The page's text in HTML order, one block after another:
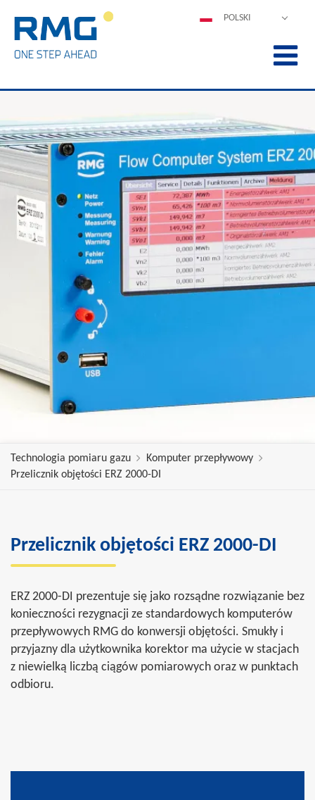
POLSKI
ITALIANO
中文
PORTUGUÊS
Technologia pomiaru gazu
Komputer przepływowy
Przelicznik objętości ERZ 2000-DI
Przelicznik objętości ERZ 2000-DI
ERZ 2000-DI prezentuje się jako rozsądne rozwiązanie bez
konieczności rezygnacji ze standardowych komputerów
przepływowych RMG do konwersji objętości. Smukły i
przyjazny dla użytkownika korektor ma użycie w stacjach
z niewielką liczbą ciągów pomiarowych oraz w punktach
odbioru.